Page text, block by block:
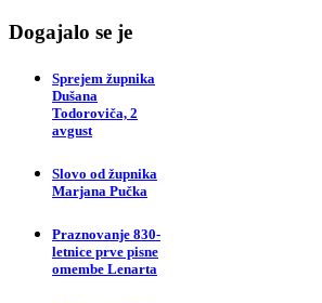
Dogajalo se je
Sprejem župnika
Dušana
Todoroviča, 2
avgust
Slovo od župnika
Marjana Pučka
Praznovanje 830-
letnice prve pisne
omembe Lenarta